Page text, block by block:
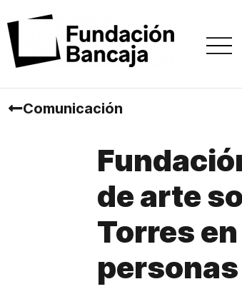
Comunicación
de arte
Torres